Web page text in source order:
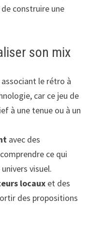
construire une
son mix
le rétro à
car ce jeu de
à une tenue ou à un
avec des
ce qui
visuel.
locauxet des
des propositions